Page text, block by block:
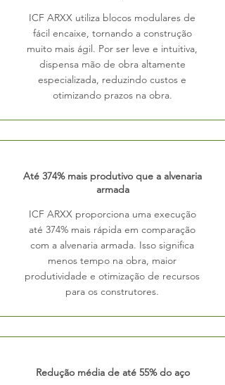
ICF ARXX utiliza blocos modulares de
fácil encaixe, tornando a construção
muito mais ágil. Por ser leve e intuitiva,
dispensa mão de obra altamente
especializada, reduzindo custos e
otimizando prazos na obra.
Até 374% mais produtivo que a alvenaria
armada
ICF ARXX proporciona uma execução
até 374% mais rápida em comparação
com a alvenaria armada. Isso significa
menos tempo na obra, maior
produtividade e otimização de recursos
para os construtores.
Redução média de até 55% do aço